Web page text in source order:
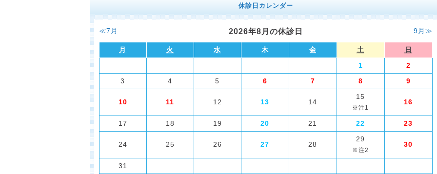
安心して治療を受けて頂ける歯科医院です。患者様の口腔内をむし歯や歯周病から守ります。また、イン
ラントや審美治療も多くのお客様にご満足いただいています。
休診日カレンダー
≪7月 9月≫
2026年8月の休診日
月 火 水 木 金 土
日
1
2
3
4 5 6 7 8 9
10 11 12 13 14
15
16
17 18 19 20 21 22 23
24 25 26 27 28
29
30
31